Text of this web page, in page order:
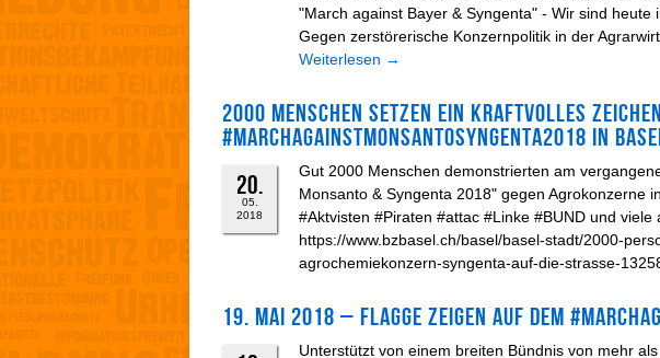
"March against Bayer & Syngenta" - Wir sind heute
Gegen zerstörerische Konzernpolitik in der
Weiterlesen →
2000 Menschen setzen ein kraftvolles
#MarchagainstMonsantoSyngenta2018 in
20.
05.
2018
Gut 2000 Menschen demonstrierten am
Monsanto & Syngenta 2018" gegen Agrokonzerne
#Aktvisten #Piraten #attac #Linke #BUND und viele
https://www.bzbasel.ch/basel/basel-stadt/2000-
agrochemiekonzern-syngenta-auf-die-strasse-
19. Mai 2018 – Flagge zeigen auf dem
Unterstützt von einem breiten Bündnis von mehr